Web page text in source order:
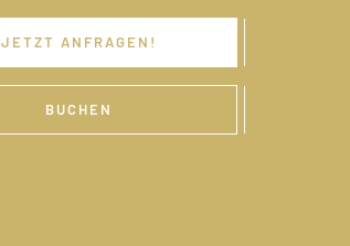
JETZT ANFRAGEN!
BUCHEN